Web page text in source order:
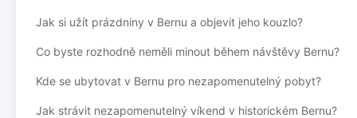
Jak si užít prázdniny v Bernu a objevit jeho kouzlo?
Co byste rozhodně neměli minout během návštěvy Bernu?
Kde se ubytovat v Bernu pro nezapomenutelný pobyt?
Jak strávit nezapomenutelný víkend v historickém Bernu?